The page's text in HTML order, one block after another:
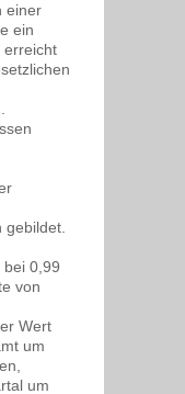
einer
ein
erreicht
bei 0,99
von
Wert
um
um